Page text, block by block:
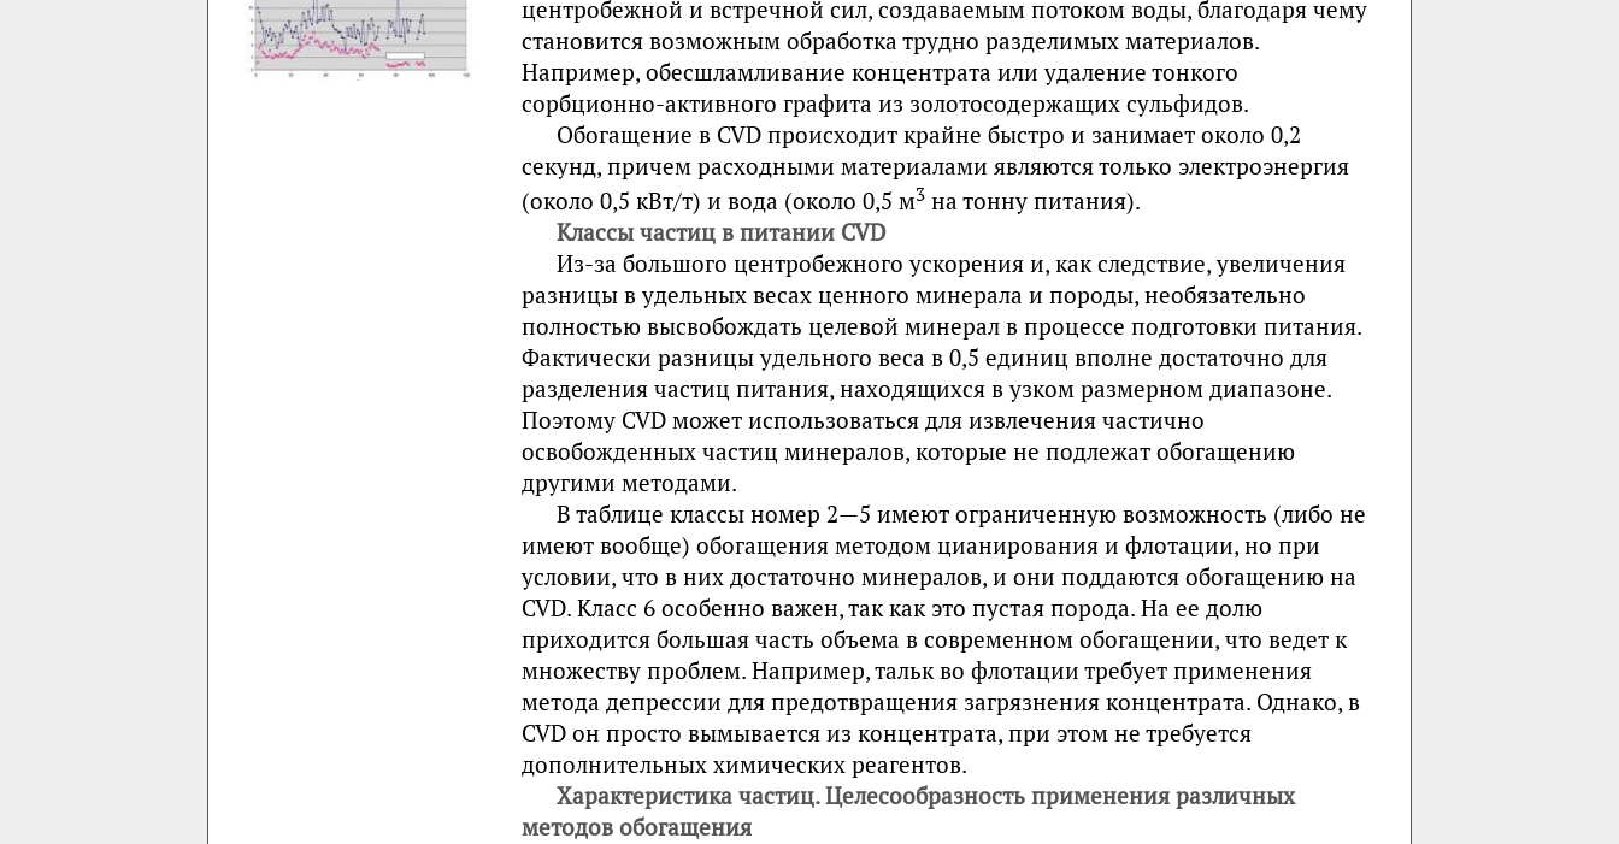
центробежной и встречной сил, создаваемым потоком воды, благодаря чему
становится возможным обработка трудно разделимых материалов.
Например, обесшламливание концентрата или удаление тонкого
сорбционно-активного графита из золотосодержащих сульфидов.
Обогащение в CVD происходит крайне быстро и занимает около 0,2
секунд, причем расходными материалами являются только электроэнергия
(около 0,5 кВт/т) и вода (около 0,5 м3 на тонну питания).
Классы частиц в питании CVD
Из-за большого центробежного ускорения и, как следствие, увеличения
разницы в удельных весах ценного минерала и породы, необязательно
полностью высвобождать целевой минерал в процессе подготовки питания.
Фактически разницы удельного веса в 0,5 единиц вполне достаточно для
разделения частиц питания, находящихся в узком размерном диапазоне.
Поэтому CVD может использоваться для извлечения частично
освобожденных частиц минералов, которые не подлежат обогащению
другими методами.
В таблице классы номер 2—5 имеют ограниченную возможность (либо не
имеют вообще) обогащения методом цианирования и флотации, но при
условии, что в них достаточно минералов, и они поддаются обогащению на
CVD. Класс 6 особенно важен, так как это пустая порода. На ее долю
приходится большая часть объема в современном обогащении, что ведет к
множеству проблем. Например, тальк во флотации требует применения
метода депрессии для предотвращения загрязнения концентрата. Однако, в
CVD он просто вымывается из концентрата, при этом не требуется
дополнительных химических реагентов.
Характеристика частиц. Целесообразность применения различных
методов обогащения